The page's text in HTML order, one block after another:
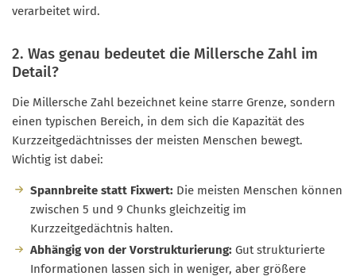
verarbeitet wird.
2. Was genau bedeutet die Millersche Zahl im
Detail?
Die Millersche Zahl bezeichnet keine starre Grenze, sondern
einen typischen Bereich, in dem sich die Kapazität des
Kurzzeitgedächtnisses der meisten Menschen bewegt.
Wichtig ist dabei:
Spannbreite statt Fixwert: Die meisten Menschen können
zwischen 5 und 9 Chunks gleichzeitig im
Kurzzeitgedächtnis halten.
Abhängig von der Vorstrukturierung: Gut strukturierte
Informationen lassen sich in weniger, aber größere